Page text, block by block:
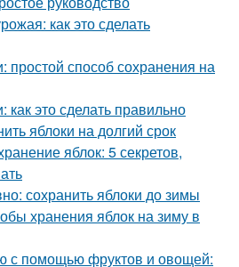
как это сделать
простой способ сохранения на
это сделать правильно
яблоки на долгий срок
яблок: 5 секретов,
сохранить яблоки до зимы
хранения яблок на зиму в
с помощью фруктов и овощей: